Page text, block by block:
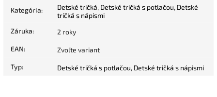
Kategória: Detské tričká, Detské tričká s potlačou, Detské
tričká s nápismi
Záruka: 2 roky
EAN: Zvoľte variant
Typ: Detské tričká s potlačou, Detské tričká s nápismi